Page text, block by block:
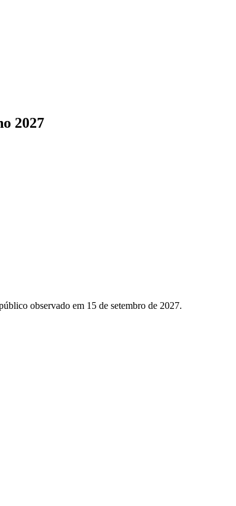
2027
observado em 15 de setembro de 2027.